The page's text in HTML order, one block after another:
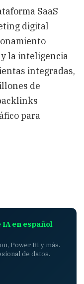
SaaS
digital
la inteligencia
integradas,
de
para
en español
Power BI y más.
de datos.